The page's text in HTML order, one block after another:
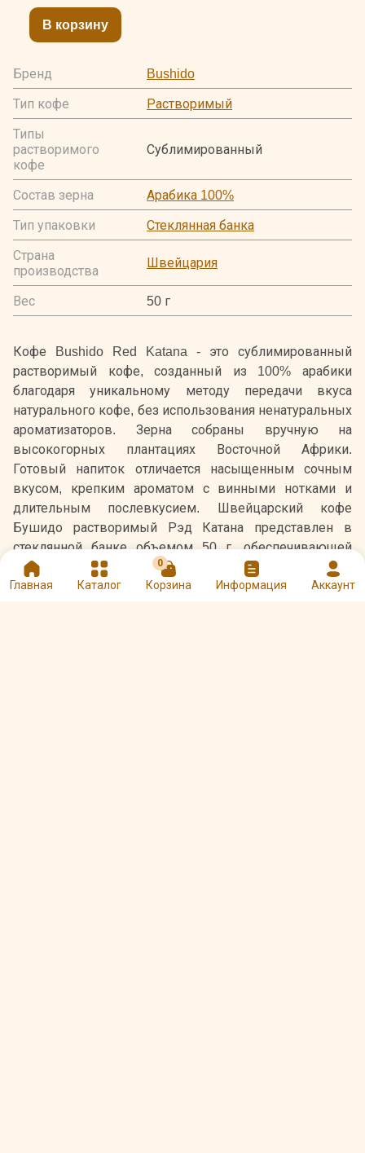
Главная Каталог
0
Корзина Информация Аккаунт
В корзину
Бренд
Bushido
Тип кофе
Растворимый
Типы
растворимого
кофе
Сублимированный
Состав зерна
Арабика 100%
Тип упаковки
Стеклянная банка
Страна
производства
Швейцария
Вес 50 г
Кофе Bushido Red Katana - это сублимированный
растворимый кофе, созданный из 100% арабики
благодаря уникальному методу передачи вкуса
натурального кофе, без использования ненатуральных
ароматизаторов. Зерна собраны вручную на
высокогорных плантациях Восточной Африки.
Готовый напиток отличается насыщенным сочным
вкусом, крепким ароматом с винными нотками и
длительным послевкусием. Швейцарский кофе
Бушидо растворимый Рэд Катана представлен в
стеклянной банке объемом 50 г, обеспечивающей
сохранность вкусовых качеств.